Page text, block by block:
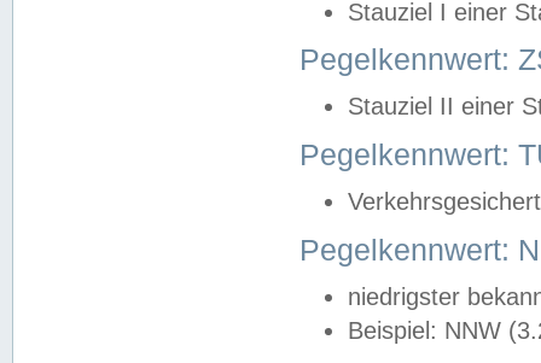
Stauziel I einer
Pegelkennwert:
Stauziel II einer
Pegelkennwert:
Pegelkennwert:
niedrigster
Beispiel: NNW